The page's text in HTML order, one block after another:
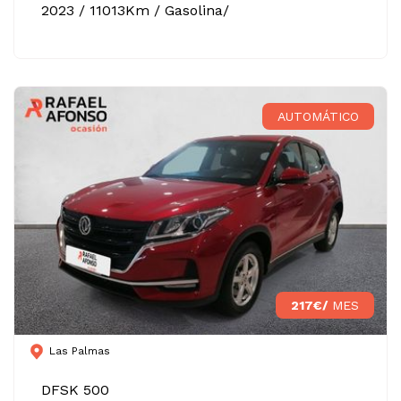
2023 / 11013Km / Gasolina/
AUTOMÁTICO
217€/ MES
Las Palmas
DFSK 500